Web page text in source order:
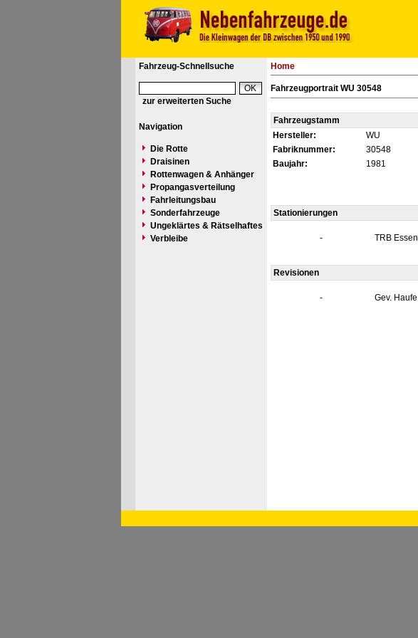
Fahrzeug-Schnellsuche
zur erweiterten Suche
Navigation
Die Rotte
Draisinen
Rottenwagen & Anhänger
Propangasverteilung
Fahrleitungsbau
Sonderfahrzeuge
Ungeklärtes & Rätselhaftes
Verbleibe
Home
Fahrzeugportrait WU 30548
Fahrzeugstamm
Hersteller:
WU
Fabriknummer:
30548
Baujahr:
1981
Stationierungen
- TRB Essen
Revisionen
- Gev. Haufe